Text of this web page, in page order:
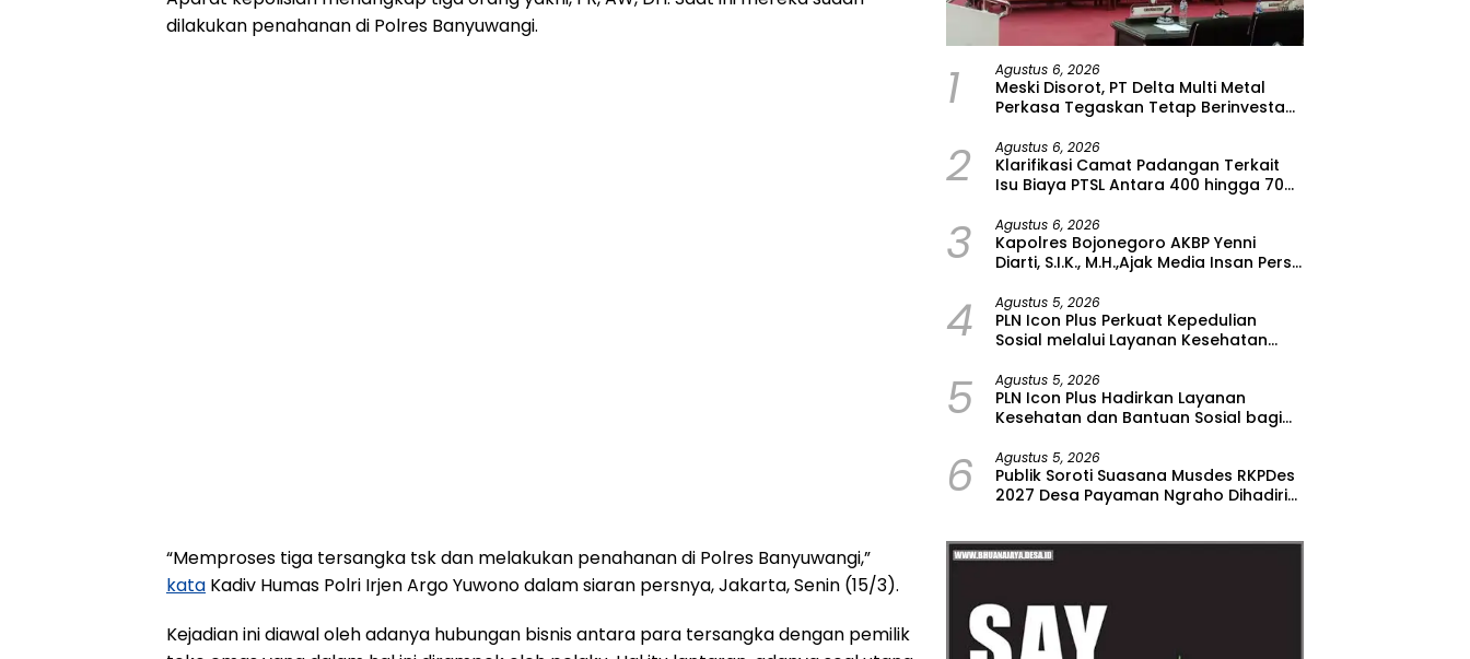
dilakukan penahanan di Polres Banyuwangi.
“Memproses tiga tersangka tsk dan melakukan penahanan di Polres Banyuwangi,”
kata Kadiv Humas Polri Irjen Argo Yuwono dalam siaran persnya, Jakarta, Senin (15/3).
Kejadian ini diawal oleh adanya hubungan bisnis antara para tersangka dengan pemilik
1 Agustus 6, 2026
Meski Disorot, PT Delta Multi Metal
Perkasa Tegaskan Tetap Berinvestasi
2 Agustus 6, 2026
Klarifikasi Camat Padangan Terkait
Isu Biaya PTSL Antara 400 hingga 700
3 Agustus 6, 2026
Kapolres Bojonegoro AKBP Yenni
Diarti, S.I.K., M.H.,Ajak Media Insan Pers
4 Agustus 5, 2026
PLN Icon Plus Perkuat Kepedulian
Sosial melalui Layanan Kesehatan
Lansia di Malang
5 Agustus 5, 2026
PLN Icon Plus Hadirkan Layanan
Kesehatan dan Bantuan Sosial bagi
6 Agustus 5, 2026
Publik Soroti Suasana Musdes RKPDes
2027 Desa Payaman Ngraho Dihadiri